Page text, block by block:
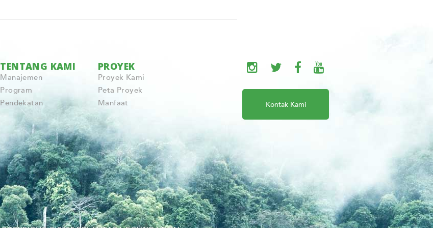
TENTANG KAMI
Manajemen
Program
Pendekatan
PROYEK
Proyek Kami
Peta Proyek
Manfaat
Kontak Kami